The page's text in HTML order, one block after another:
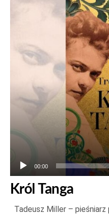
plików
00:00
Król Tanga
Tadeusz Miller –